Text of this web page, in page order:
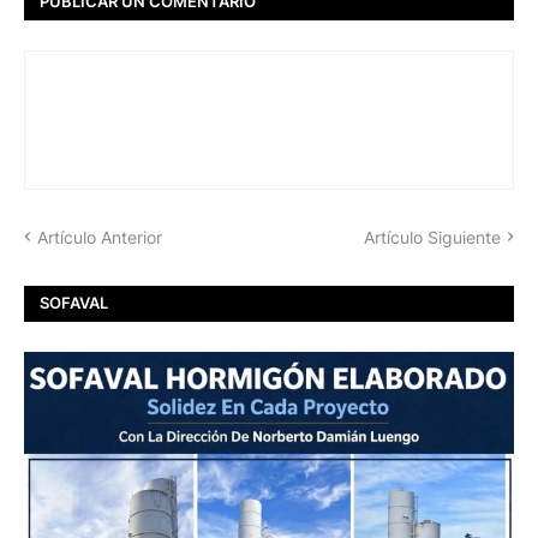
Artículo Anterior Artículo Siguiente
SOFAVAL